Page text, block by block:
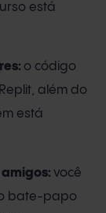
está
o código
além do
está
você
bate-papo